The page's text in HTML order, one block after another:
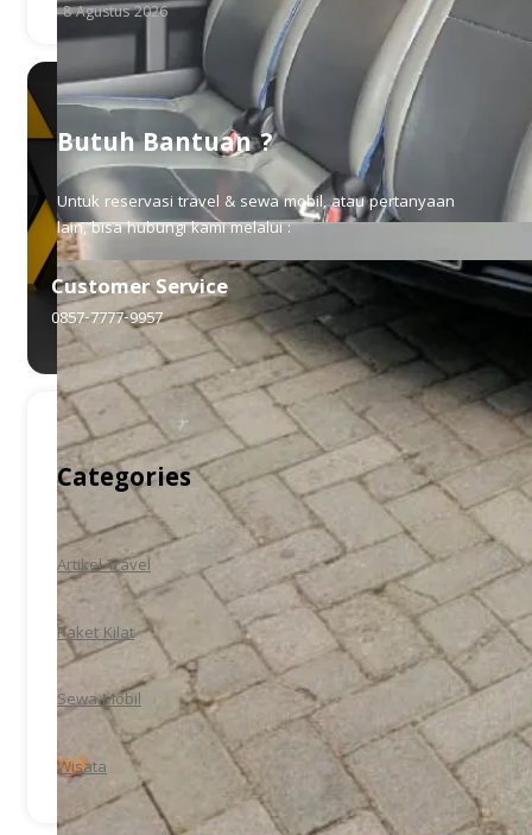
8 Agustus 2026
Butuh Bantuan ?
Untuk reservasi travel & sewa mobil, atau pertanyaan
lain, bisa hubungi kami melalui :
Customer Service
0857-7777-9957
Categories
Artikel Travel
Paket Kilat
Sewa Mobil
Wisata